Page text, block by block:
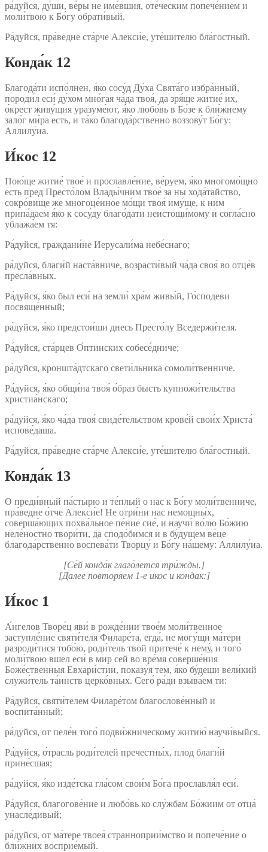
ра́дуйся, ду́ши, ве́ры не име́вшия, оте́ческим попече́нием и
моли́твою к Бо́гу обрати́вый.
Ра́дуйся, пра́ведне ста́рче Алекси́е, уте́шителю бла́гостный.
Конда́к 12
Благода́ти испо́лнен, я́ко сосу́д Ду́ха Свята́го избра́нный,
породи́л еси́ ду́хом мно́гая ча́да твоя́, да зря́ще житие́ их,
о́крест живу́щия уразуме́ют, я́ко любо́вь в Бо́зе к бли́жнему
зало́г ми́ра есть, и та́ко благода́рственно воззову́т Бо́гу:
Аллилу́иа.
И́кос 12
Пою́ще житие́ твое́ и прославле́ние, ве́руем, я́ко многомо́щно
есть пред Престо́лом Влады́чним твое́ за ны хода́тайство,
сокро́вище же многоце́нное мо́щи твоя́ иму́ще, к ним
припа́даем я́ко к сосу́ду благо́дати неистощи́мому и согла́сно
ублажа́ем тя:
Ра́дуйся, граждани́не Иерусали́ма небе́снаго;
ра́дуйся, благи́й наста́вниче, возрасти́вый ча́да своя́ во отце́в
пресла́вных.
Ра́дуйся, я́ко был еси́ на земли́ хра́м живы́й, Го́сподеви
посвяще́нный;
ра́дуйся, я́ко предстои́ши днесь Престо́лу Вседержи́теля.
Ра́дуйся, ста́рцев О́птинских собесе́дниче;
ра́дуйся, кроншта́дтскаго свети́льника сомоли́твенниче.
Ра́дуйся, я́ко общи́на твоя́ о́браз бысть купножи́тельства
христиа́нскаго;
ра́дуйся, я́ко ча́да твоя́ свиде́тельством крове́й свои́х Христа́
испове́даша.
Ра́дуйся, пра́ведне ста́рче Алекси́е, уте́шителю бла́гостный.
Конда́к 13
О преди́вный па́стырю и те́плый о нас к Бо́гу моли́твенниче,
пра́ведне о́тче Алекси́е! Не отри́ни нас немощны́х,
соверша́ющих похва́льное пе́ние сие́, и научи́ во́лю Бо́жию
неле́ностно твори́ти, да сподо́бимся и в бу́дущем ве́це
благода́рственно воспева́ти Творцу́ и Бо́гу на́шему: Аллилу́иа.
[Се́й конда́к глаго́лется три́жды.]
[Далее повторяем 1‑е икос и кондак:]
И́кос 1
А́нгелов Творе́ц яви́ в рожде́нии твое́м моли́твенное
заступле́ние святи́теля Филаре́та, егда́, не могу́щи ма́тери
разроди́тися тобо́ю, роди́тель твой притече́ к нему́, и того́
моли́твою вшел еси́ в мир сей во вре́мя соверше́ния
Боже́ственныя Евхари́стии, показу́я тем, я́ко бу́деши вели́кий
служи́тель та́инств церко́вных. Сего́ ра́ди взыва́ем ти:
Ра́дуйся, святи́телем Филаре́том благослове́нный и
воспита́нный;
ра́дуйся, от пеле́н того́ подви́жническому житию́ научи́выйся.
Ра́дуйся, о́трасль роди́телей пречестны́х, плод благи́й
прине́сшая;
ра́дуйся, я́ко изде́тска гла́сом свои́м Бо́га прославля́л еси́.
Ра́дуйся, благогове́ние и любо́вь ко слу́жбам Бо́жиим от отца́
унасле́дивый;
ра́дуйся, от ма́тере твоея́ странноприи́мство и попече́ние о
бли́жних восприе́мый.